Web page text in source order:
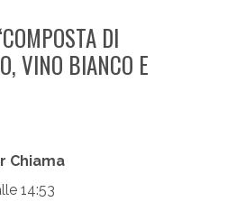
DI
VINO BIANCO E
Chiama
14:53